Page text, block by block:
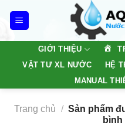
GIỚI THIỆU
VẬT TƯ XL NƯỚC
HỆ
MANUAL
Trang chủ / Sản phẩm